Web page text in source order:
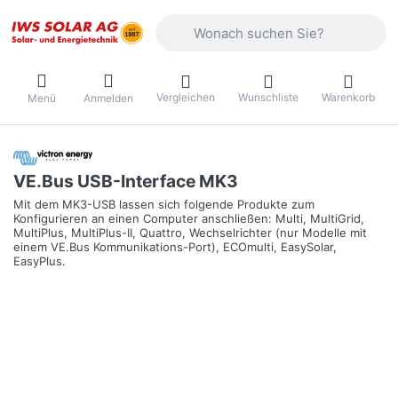
Menü Anmelden Vergleichen Wunschliste Warenkorb
VE.Bus USB-Interface MK3
Mit dem MK3-USB lassen sich folgende Produkte zum
Konfigurieren an einen Computer anschließen: Multi, MultiGrid,
MultiPlus, MultiPlus-II, Quattro, Wechselrichter (nur Modelle mit
einem VE.Bus Kommunikations-Port), ECOmulti, EasySolar,
EasyPlus.